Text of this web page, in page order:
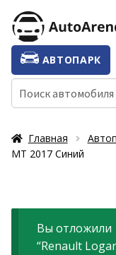
Перейти
к
навигации
Перейти
к
содержимому
УСЛУГИ
ТАРИФЫ
УСЛОВИЯ АРЕНДЫ
КОНТАКТЫ
АВТОПАРК
Искать:
Главная
MT 2017 Синий
Вы отложили
“Renault